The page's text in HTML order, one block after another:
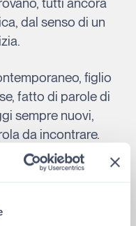
tutti ancora
dal senso di un
figlio
fatto di parole di
sempre nuovi,
da incontrare.
tempo, per
ci chiama